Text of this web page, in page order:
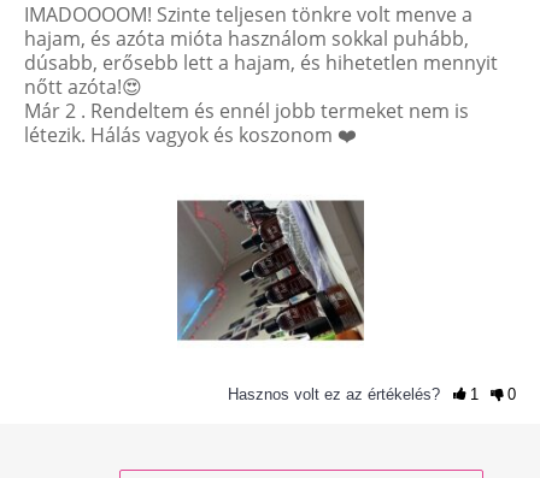
Hasznos volt ez az értékelés? 1 0
IMADOOOOM! Szinte teljesen tönkre volt menve a
hajam, és azóta mióta használom sokkal puhább,
dúsabb, erősebb lett a hajam, és hihetetlen mennyit
nőtt azóta!😍
Már 2 . Rendeltem és ennél jobb termeket nem is
létezik. Hálás vagyok és koszonom ❤️